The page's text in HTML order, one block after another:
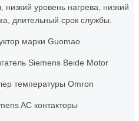
низкий уровень нагрева, низкий
длительный срок службы.
марки Guomao
Siemens Beide Motor
температуры Omron
AC контакторы